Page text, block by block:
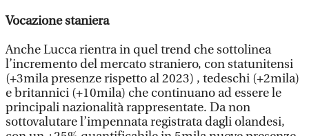
Vocazione staniera
Anche Lucca rientra in quel trend che sottolinea
l’incremento del mercato straniero, con statunitensi
(+3mila presenze rispetto al 2023) , tedeschi (+2mila)
e britannici (+10mila) che continuano ad essere le
principali nazionalità rappresentate. Da non
sottovalutare l’impennata registrata dagli olandesi,